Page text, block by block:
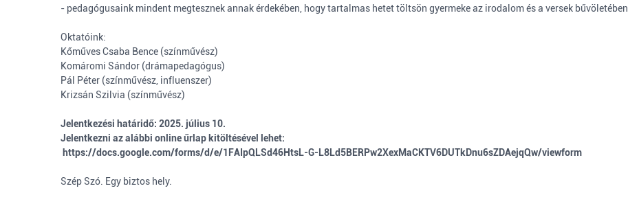
- pedagógusaink mindent megtesznek annak érdekében, hogy tartalmas hetet töltsön gyermeke az irodalom és a versek bűvöletében
Oktatóink:
Kőműves Csaba Bence (színművész)
Komáromi Sándor (drámapedagógus)
Pál Péter (színművész, influenszer)
Krizsán Szilvia (színművész)
Jelentkezési határidő: 2025. július 10.
Jelentkezni az alábbi online űrlap kitöltésével lehet:
https://docs.google.com/forms/d/e/1FAIpQLSd46HtsL-G-L8Ld5BERPw2XexMaCKTV6DUTkDnu6sZDAejqQw/viewform
Szép Szó. Egy biztos hely.